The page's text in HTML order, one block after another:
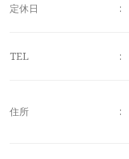
定休日 :
TEL :
住所 :